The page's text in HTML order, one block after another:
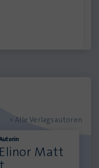
» Alle Verlagsautoren
Elinor Matt